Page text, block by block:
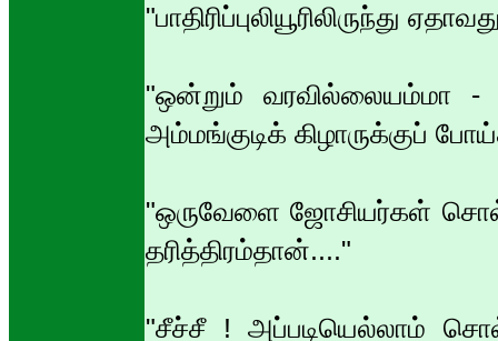
"பாதிரிப்புலியூரிலிருந்து
"ஒன்றும் வரவில்லையம்மா
அம்மங்குடிக் கிழாருக்குப்
"ஒருவேளை ஜோசியர்கள்
தரித்திரம்தான்...."
"சீச்சீ ! அப்படியெல்லாம்